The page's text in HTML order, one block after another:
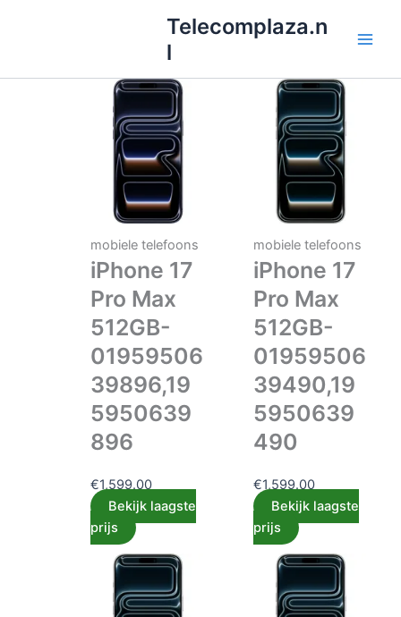
inhoud
Telecomplaza.n
l
mobiele telefoons
iPhone 17
Pro Max
512GB-
01959506
39896,19
5950639
896
€1,599.00
Bekijk laagste
prijs
mobiele telefoons
iPhone 17
Pro Max
512GB-
01959506
39490,19
5950639
490
€1,599.00
Bekijk laagste
prijs